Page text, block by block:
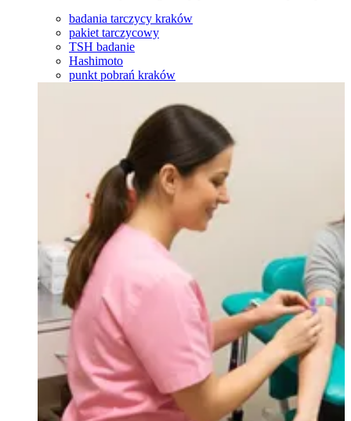
badania tarczycy kraków
pakiet tarczycowy
TSH badanie
Hashimoto
punkt pobrań kraków